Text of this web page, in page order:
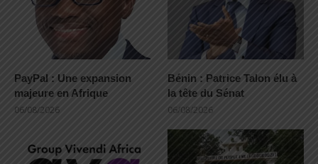
PayPal : Une expansion
majeure en Afrique
06/08/2026
Bénin : Patrice Talon élu à
la tête du Sénat
06/08/2026